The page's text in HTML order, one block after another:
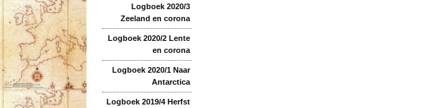
Logboek 2020/3
Zeeland en corona
Logboek 2020/2 Lente
en corona
Logboek 2020/1 Naar
Antarctica
Logboek 2019/4 Herfst